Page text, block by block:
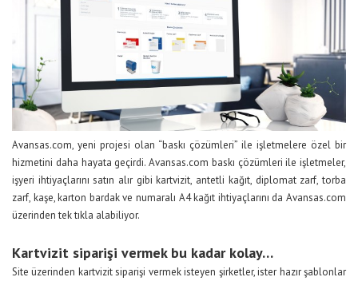
Avansas.com, yeni projesi olan “baskı çözümleri” ile işletmelere özel bir
hizmetini daha hayata geçirdi. Avansas.com baskı çözümleri ile işletmeler,
işyeri ihtiyaçlarını satın alır gibi kartvizit, antetli kağıt, diplomat zarf, torba
zarf, kaşe, karton bardak ve numaralı A4 kağıt ihtiyaçlarını da Avansas.com
üzerinden tek tıkla alabiliyor.
Kartvizit siparişi vermek bu kadar kolay…
Site üzerinden kartvizit siparişi vermek isteyen şirketler, ister hazır şablonlar